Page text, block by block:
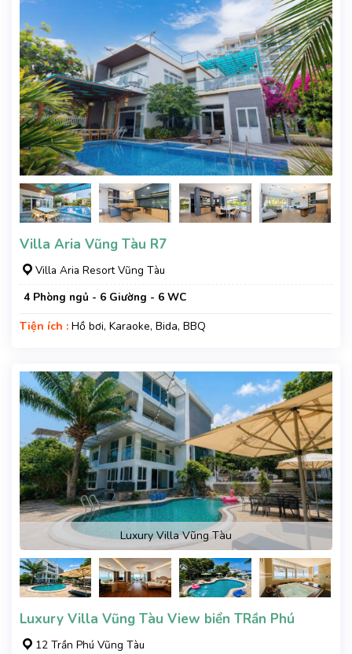
Villa Aria Vũng Tàu R7
Villa Aria Resort Vũng Tàu
4 Phòng ngủ - 6 Giường - 6 WC
Tiện ích : Hồ bơi, Karaoke, Bida, BBQ
Luxury Villa Vũng Tàu
Luxury Villa Vũng Tàu View biển TRần Phú
12 Trần Phú Vũng Tàu